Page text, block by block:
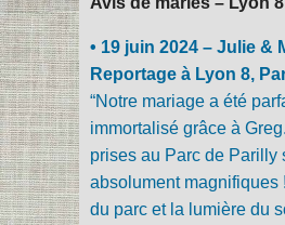
• 19 juin 2024 – Julie &
Reportage à Lyon 8,
“Notre mariage a été
immortalisé grâce à
prises au Parc de Parilly
absolument magnifiques
du parc et la lumière du